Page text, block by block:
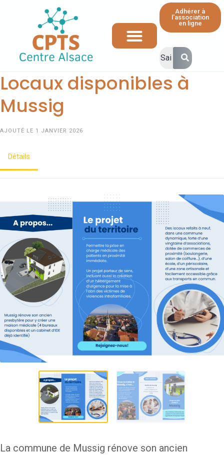
Adhérer à
l'association
en ligne
Locaux disponibles à
Mussig
AJOUTÉ LE 1 JANVIER 2026
Détails
La commune de Mussig rénove son ancien